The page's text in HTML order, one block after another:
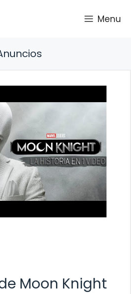
Menu
Moon Knight